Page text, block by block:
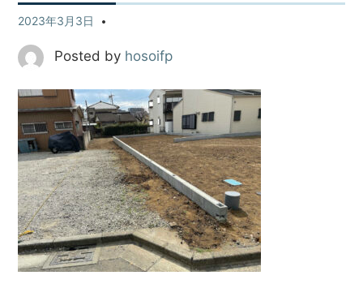
2023年3月3日
Posted by hosoifp